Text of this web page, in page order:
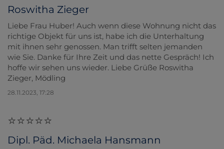
Roswitha Zieger
Liebe Frau Huber! Auch wenn diese Wohnung nicht das
richtige Objekt für uns ist, habe ich die Unterhaltung
mit ihnen sehr genossen. Man trifft selten jemanden
wie Sie. Danke für Ihre Zeit und das nette Gespräch! Ich
hoffe wir sehen uns wieder. Liebe Grüße Roswitha
Zieger, Mödling
28.11.2023, 17:28
Dipl. Päd. Michaela Hansmann